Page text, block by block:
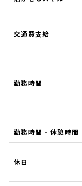
交通費支給
勤務時間
勤務時間 - 休憩時間
休日